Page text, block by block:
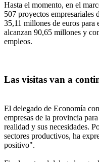
Hasta el momento, en el
507 proyectos
35,11 millones de euros para
alcanzan 90,65 millones y
empleos.
Las visitas van a
El delegado de Economía
empresas de la provincia
realidad y sus necesidades.
sectores productivos, ha
positivo".